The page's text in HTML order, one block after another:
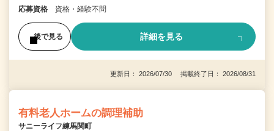
応募資格 資格・経験不問
後で見る 詳細を見る
更新日： 2026/07/30 掲載終了日： 2026/08/31
有料老人ホームの調理補助
サニーライフ練馬関町